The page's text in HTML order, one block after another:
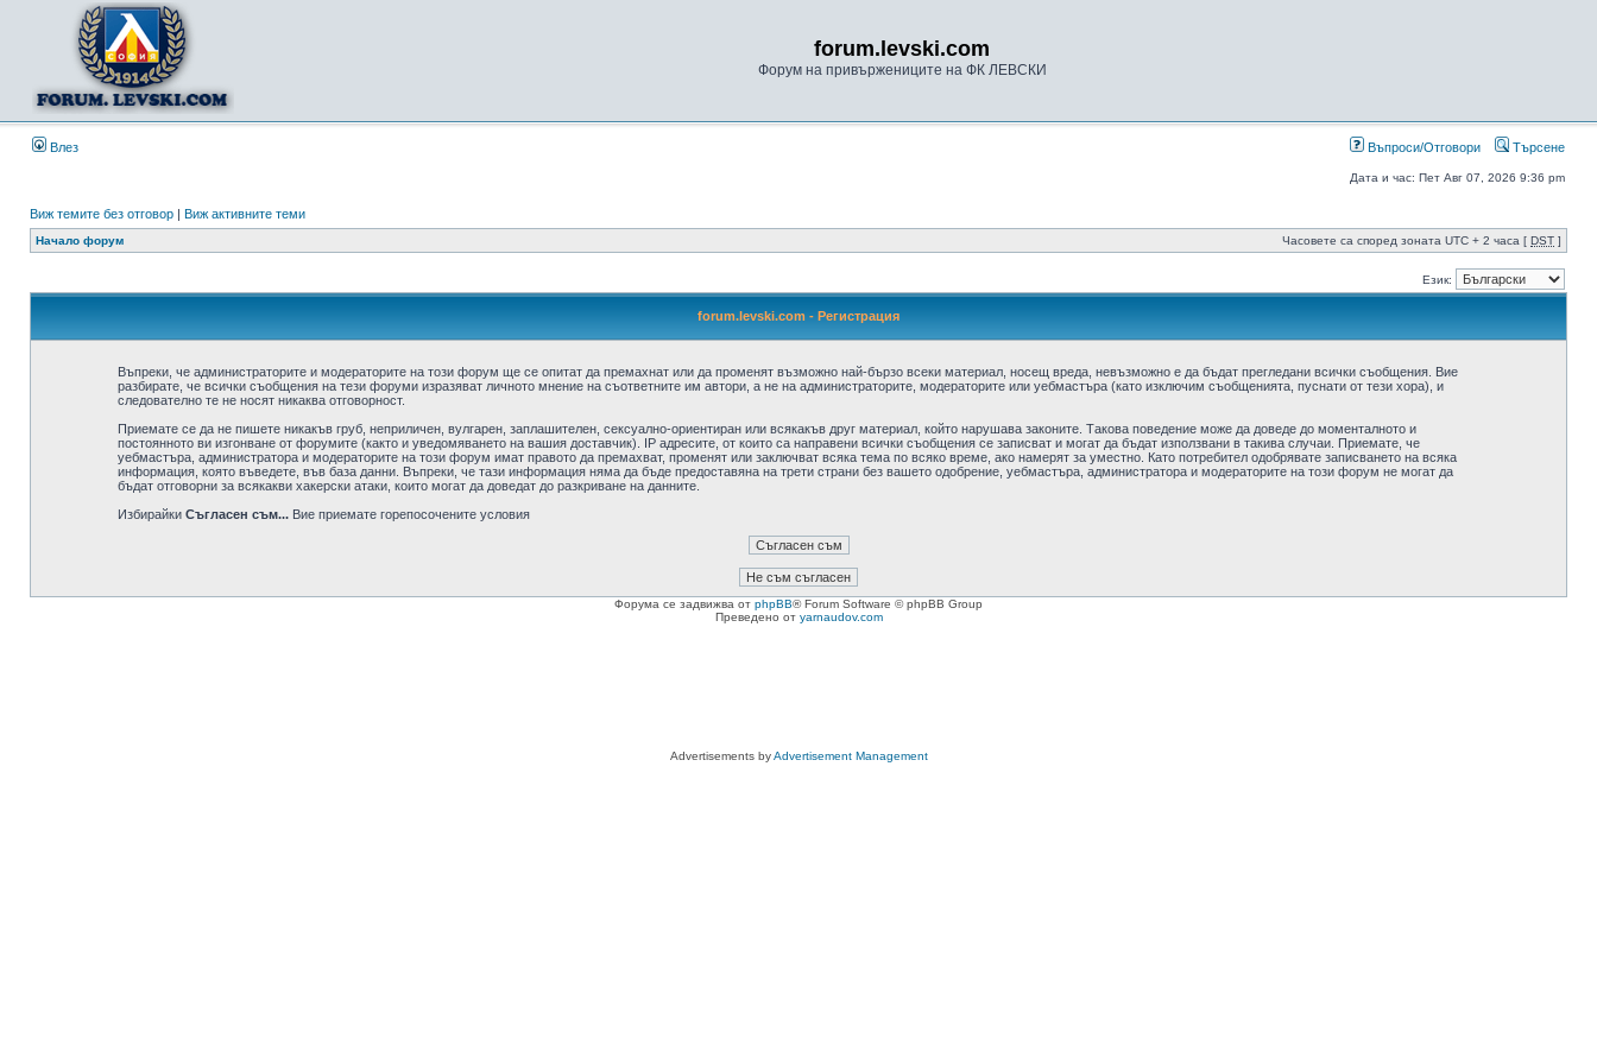
forum.levski.com
Форум на привържениците на ФК ЛЕВСКИ
Влез Въпроси/Отговори Търсене
Дата и час: Пет Авг 07, 2026 9:36 pm
Виж темите без отговор | Виж активните теми
Начало форум Часовете са според зоната UTC + 2 часа [ DST ]
Език:
forum.levski.com - Регистрация
Въпреки, че администраторите и модераторите на този форум ще се опитат да премахнат или да променят възможно най-бързо всеки материал, носещ вреда, невъзможно е да бъдат прегледани всички съобщения. Вие
разбирате, че всички съобщения на тези форуми изразяват личното мнение на съответните им автори, а не на администраторите, модераторите или уебмастъра (като изключим съобщенията, пуснати от тези хора), и
следователно те не носят никаква отговорност.
Приемате се да не пишете никакъв груб, неприличен, вулгарен, заплашителен, сексуално-ориентиран или всякакъв друг материал, който нарушава законите. Такова поведение може да доведе до моменталното и
постоянното ви изгонване от форумите (както и уведомяването на вашия доставчик). IP адресите, от които са направени всички съобщения се записват и могат да бъдат използвани в такива случаи. Приемате, че
уебмастъра, администратора и модераторите на този форум имат правото да премахват, променят или заключват всяка тема по всяко време, ако намерят за уместно. Като потребител одобрявате записването на всяка
информация, която въведете, във база данни. Въпреки, че тази информация няма да бъде предоставяна на трети страни без вашето одобрение, уебмастъра, администратора и модераторите на този форум не могат да
бъдат отговорни за всякакви хакерски атаки, които могат да доведат до разкриване на данните.
Избирайки Съгласен съм...Вие приемате горепосочените условия
Форума се задвижва от phpBB® Forum Software © phpBB Group
Преведено от yarnaudov.com
Advertisements byAdvertisement Management